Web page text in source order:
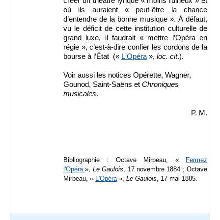
où ils auraient « peut-être la chance
d’entendre de la bonne musique ». À défaut,
vu le déficit de cette institution culturelle de
grand luxe, il faudrait « mettre l’Opéra en
régie », c’est-à-dire confier les cordons de la
bourse à l’État (« L'Opéra », loc. cit.).
Voir aussi les notices Opérette, Wagner,
Gounod, Saint-Saëns et Chroniques
musicales.
P. M.
Bibliographie : Octave Mirbeau, «
Fermez
l'Opéra», Le Gaulois , 17 novembre 1884 ; Octave
Mirbeau, «
L'Opéra », Le Gaulois , 17 mai 1885.